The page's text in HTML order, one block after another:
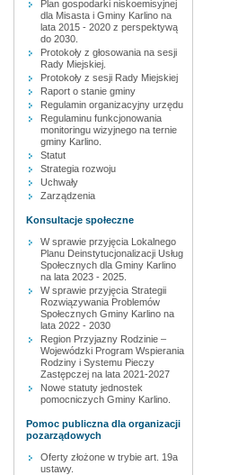
Plan gospodarki niskoemisyjnej
dla Misasta i Gminy Karlino na
lata 2015 - 2020 z perspektywą
do 2030.
Protokoły z głosowania na sesji
Rady Miejskiej.
Protokoły z sesji Rady Miejskiej
Raport o stanie gminy
Regulamin organizacyjny urzędu
Regulaminu funkcjonowania
monitoringu wizyjnego na ternie
gminy Karlino.
Statut
Strategia rozwoju
Uchwały
Zarządzenia
Konsultacje społeczne
W sprawie przyjęcia Lokalnego
Planu Deinstytucjonalizacji Usług
Społecznych dla Gminy Karlino
na lata 2023 - 2025.
W sprawie przyjęcia Strategii
Rozwiązywania Problemów
Społecznych Gminy Karlino na
lata 2022 - 2030
Region Przyjazny Rodzinie –
Wojewódzki Program Wspierania
Rodziny i Systemu Pieczy
Zastępczej na lata 2021-2027
Nowe statuty jednostek
pomocniczych Gminy Karlino.
Pomoc publiczna dla organizacji
pozarządowych
Oferty złożone w trybie art. 19a
ustawy.